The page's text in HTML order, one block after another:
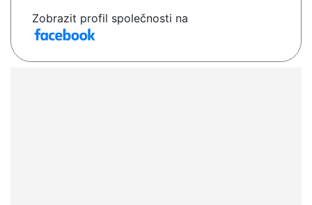
Zobrazit profil společnosti na